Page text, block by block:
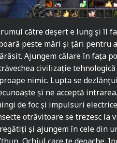
către deșert e lung și îl
peste mări și țări pentru
Ajungem călare în fața
civilizație
nimic. Lupta se
și ne acceptă
de foc și impulsuri
otrăvitoare se trezesc la
și ajungem în cele din